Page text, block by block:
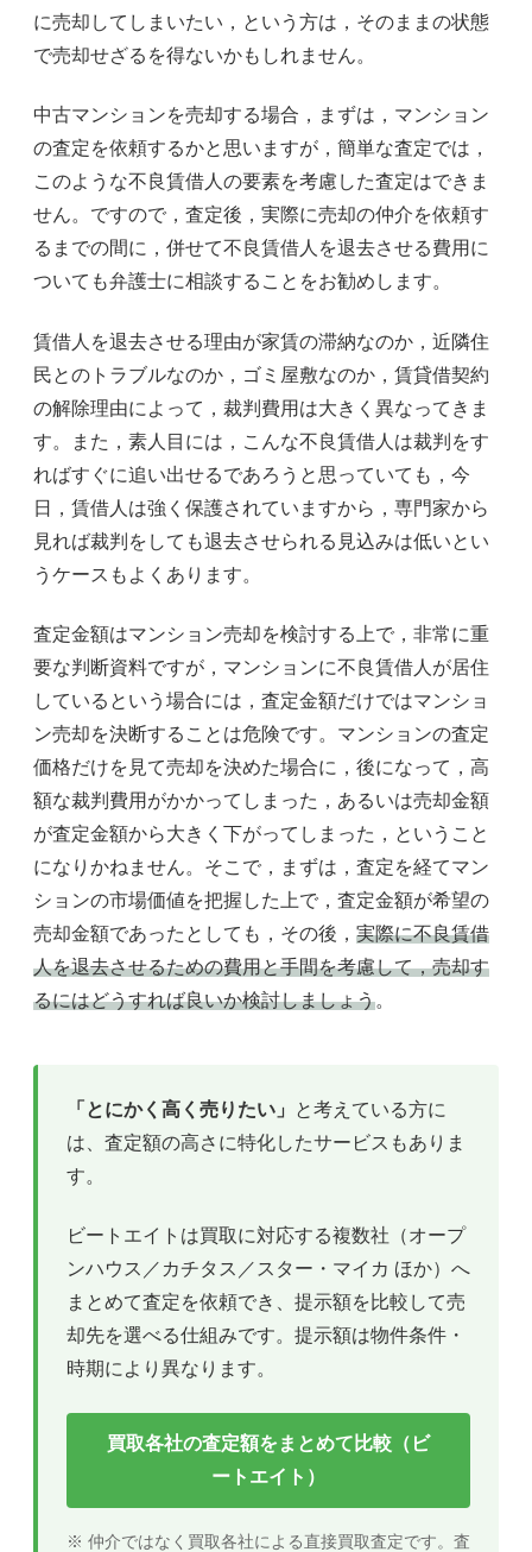
に売却してしまいたい，という方は，そのままの状態
で売却せざるを得ないかもしれません。
中古マンションを売却する場合，まずは，マンション
の査定を依頼するかと思いますが，簡単な査定では，
このような不良賃借人の要素を考慮した査定はできま
せん。ですので，査定後，実際に売却の仲介を依頼す
るまでの間に，併せて不良賃借人を退去させる費用に
ついても弁護士に相談することをお勧めします。
賃借人を退去させる理由が家賃の滞納なのか，近隣住
民とのトラブルなのか，ゴミ屋敷なのか，賃貸借契約
の解除理由によって，裁判費用は大きく異なってきま
す。また，素人目には，こんな不良賃借人は裁判をす
ればすぐに追い出せるであろうと思っていても，今
日，賃借人は強く保護されていますから，専門家から
見れば裁判をしても退去させられる見込みは低いとい
うケースもよくあります。
査定金額はマンション売却を検討する上で，非常に重
要な判断資料ですが，マンションに不良賃借人が居住
しているという場合には，査定金額だけではマンショ
ン売却を決断することは危険です。マンションの査定
価格だけを見て売却を決めた場合に，後になって，高
額な裁判費用がかかってしまった，あるいは売却金額
が査定金額から大きく下がってしまった，ということ
になりかねません。そこで，まずは，査定を経てマン
ションの市場価値を把握した上で，査定金額が希望の
売却金額であったとしても，その後， 実際に不良賃借
人を退去させるための費用と手間を考慮して，売却す
るにはどうすれば良いか検討しましょう。
「とにかく高く売りたい」
と考えている方に
は、査定額の高さに特化したサービスもありま
す。
ビートエイトは買取に対応する複数社（オープ
ンハウス／カチタス／スター・マイカ ほか）へ
まとめて査定を依頼でき、提示額を比較して売
却先を選べる仕組みです。提示額は物件条件・
時期により異なります。
買取各社の査定額をまとめて比較（ビ
ートエイト）
※ 仲介ではなく買取各社による直接買取査定です。査